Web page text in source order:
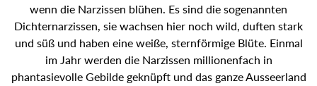
wenn die Narzissen blühen. Es sind die sogenannten
Dichternarzissen, sie wachsen hier noch wild, duften stark
und süß und haben eine weiße, sternförmige Blüte. Einmal
im Jahr werden die Narzissen millionenfach in
phantasievolle Gebilde geknüpft und das ganze